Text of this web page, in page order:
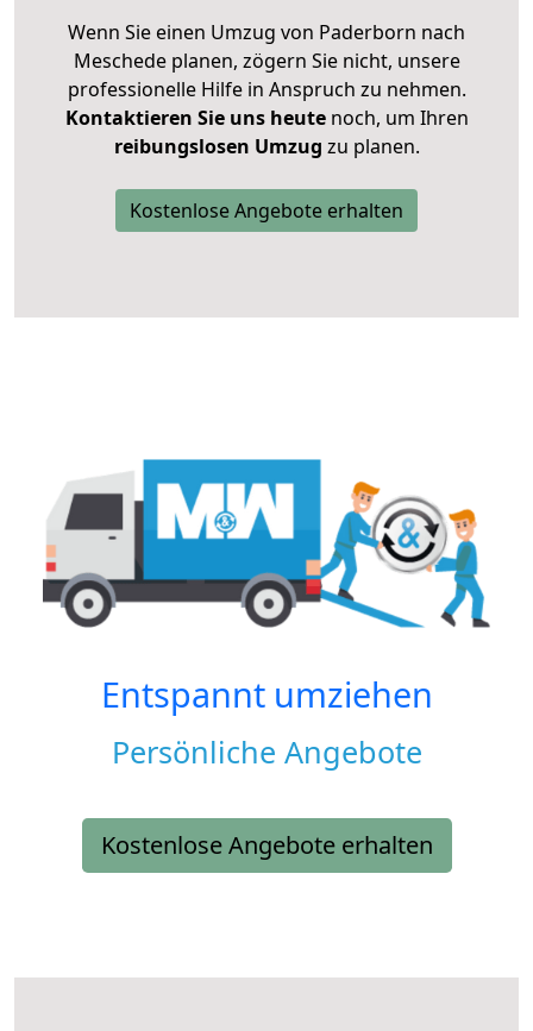
Wenn Sie einen Umzug von Paderborn nach
Meschede planen, zögern Sie nicht, unsere
professionelle Hilfe in Anspruch zu nehmen.
Kontaktieren Sie uns heutenoch, um Ihren
reibungslosen Umzug zu planen.
Kostenlose Angebote erhalten
Entspannt umziehen
Persönliche Angebote
Kostenlose Angebote erhalten